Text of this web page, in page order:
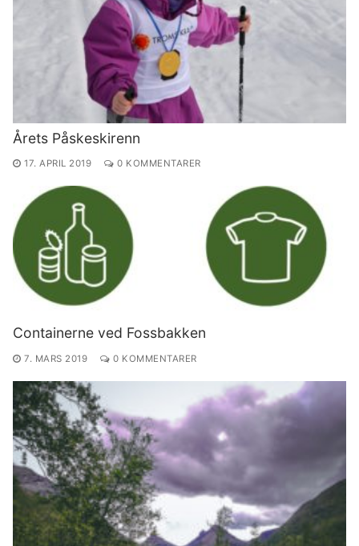
Årets Påskeskirenn
17. APRIL 2019 0 KOMMENTARER
Containerne ved Fossbakken
7. MARS 2019 0 KOMMENTARER